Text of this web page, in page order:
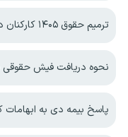
ترمیم حقوق ۱۴۰۵ کارکنان دولت با اجرای فوق العاده خاص!
نحوه دریافت فیش حقوقی
پاسخ بیمه دی به ابهامات